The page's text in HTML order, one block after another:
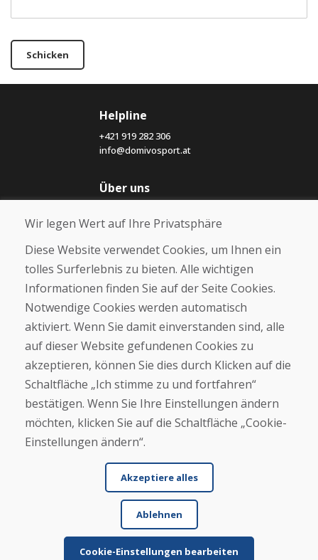
Schicken
Helpline
+421 919 282 306
info@domivosport.at
Über uns
Über uns
Kontakt
Kaufen
E-Shop
Geschäftsbedingungen
Zahlung
Beschwerde
Rückgabe und Umtausch von Waren
Cookies
© DOMIVOSPORT 2026, Alle Rechte vorbehalten
Wir legen Wert auf Ihre Privatsphäre
Diese Website verwendet Cookies, um Ihnen ein
tolles Surferlebnis zu bieten. Alle wichtigen
Informationen finden Sie auf der Seite Cookies.
Notwendige Cookies werden automatisch
aktiviert. Wenn Sie damit einverstanden sind, alle
auf dieser Website gefundenen Cookies zu
akzeptieren, können Sie dies durch Klicken auf die
Schaltfläche „Ich stimme zu und fortfahren“
bestätigen. Wenn Sie Ihre Einstellungen ändern
möchten, klicken Sie auf die Schaltfläche „Cookie-
Einstellungen ändern“.
Akzeptiere alles
Ablehnen
Cookie-Einstellungen bearbeiten